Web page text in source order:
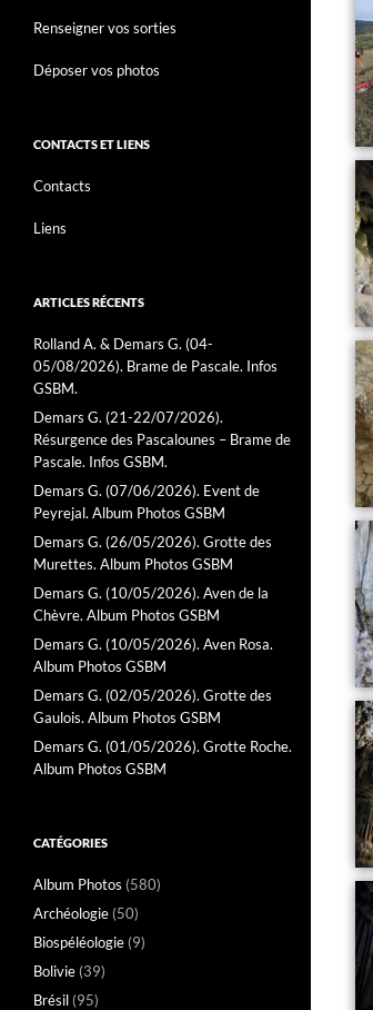
Renseigner vos sorties
Déposer vos photos
CONTACTS ET LIENS
Contacts
Liens
ARTICLES RÉCENTS
Rolland A. & Demars G. (04-
05/08/2026). Brame de Pascale. Infos
GSBM.
Demars G. (21-22/07/2026).
Résurgence des Pascalounes – Brame de
Pascale. Infos GSBM.
Demars G. (07/06/2026). Event de
Peyrejal. Album Photos GSBM
Demars G. (26/05/2026). Grotte des
Murettes. Album Photos GSBM
Demars G. (10/05/2026). Aven de la
Chèvre. Album Photos GSBM
Demars G. (10/05/2026). Aven Rosa.
Album Photos GSBM
Demars G. (02/05/2026). Grotte des
Gaulois. Album Photos GSBM
Demars G. (01/05/2026). Grotte Roche.
Album Photos GSBM
CATÉGORIES
Album Photos (580)
Archéologie (50)
Biospéléologie (9)
Bolivie (39)
Brésil (95)